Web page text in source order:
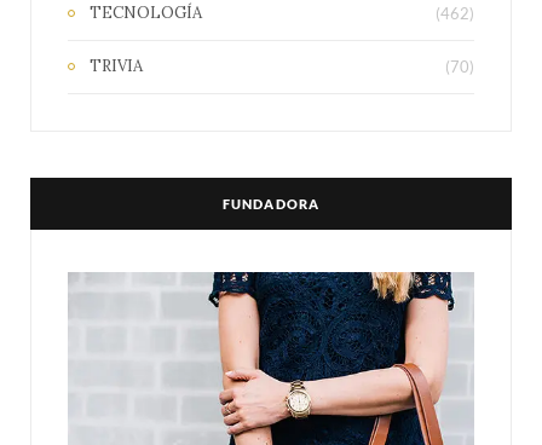
TECNOLOGÍA (462)
TRIVIA (70)
FUNDADORA